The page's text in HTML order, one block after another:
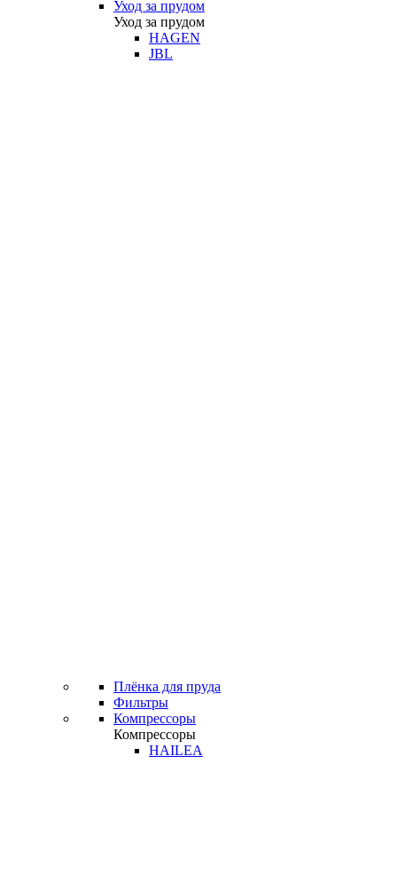
Уход за прудом
Уход за прудом
HAGEN
JBL
Плёнка для пруда
Фильтры
Компрессоры
Компрессоры
HAILEA